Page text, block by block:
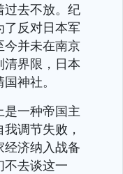
过去不放。纪
反对日本军
今并未在南京
清界限，日本
神社。
一种帝国主
调节失败，
经济纳入战备
不去谈这一